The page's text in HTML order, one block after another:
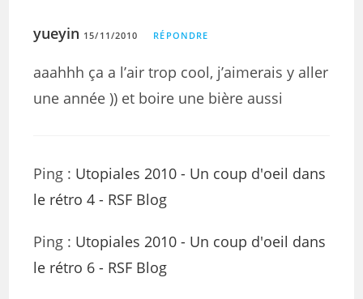
yueyin 15/11/2010 RÉPONDRE
aaahhh ça a l’air trop cool, j’aimerais y aller
une année )) et boire une bière aussi
Ping : Utopiales 2010 - Un coup d'oeil dans
le rétro 4 - RSF Blog
Ping : Utopiales 2010 - Un coup d'oeil dans
le rétro 6 - RSF Blog